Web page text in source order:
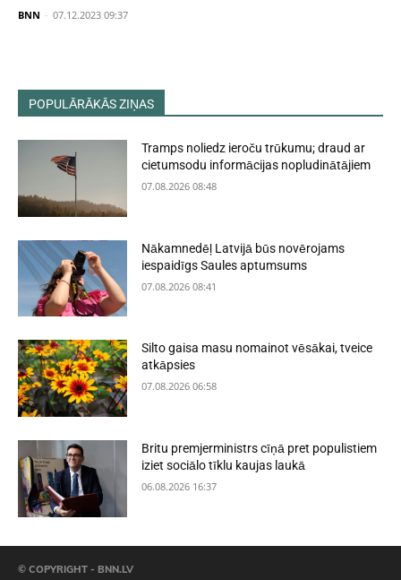
BNN - 07.12.2023 09:37
POPULĀRĀKĀS ZIŅAS
Tramps noliedz ieroču trūkumu; draud ar
cietumsodu informācijas nopludinātājiem
07.08.2026 08:48
Nākamnedēļ Latvijā būs novērojams
iespaidīgs Saules aptumsums
07.08.2026 08:41
Silto gaisa masu nomainot vēsākai, tveice
atkāpsies
07.08.2026 06:58
Britu premjerministrs cīņā pret populistiem
iziet sociālo tīklu kaujas laukā
06.08.2026 16:37
© COPYRIGHT - BNN.LV